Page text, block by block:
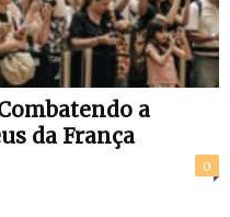
a
da França
0